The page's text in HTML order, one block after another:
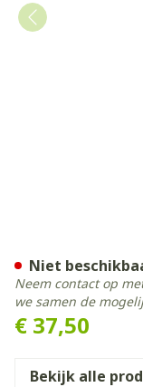
€ 37,50
Niet
Neem contact op
we samen de
Bekijk alle